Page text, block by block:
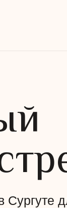
Сургуте